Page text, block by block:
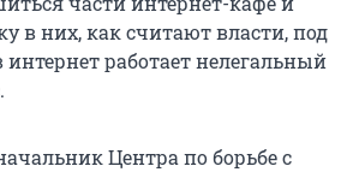
в них, как считают власти, под
работает нелегальный
Центра по борьбе с